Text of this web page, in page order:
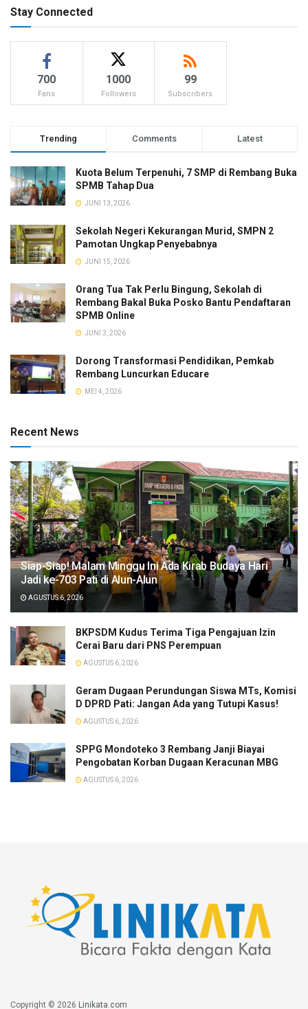
Stay Connected
700
Fans
1000
Followers
99
Subscribers
Trending Comments Latest
Kuota Belum Terpenuhi, 7 SMP di Rembang Buka
SPMB Tahap Dua
JUNI 13, 2026
Sekolah Negeri Kekurangan Murid, SMPN 2
Pamotan Ungkap Penyebabnya
JUNI 15, 2026
Orang Tua Tak Perlu Bingung, Sekolah di
Rembang Bakal Buka Posko Bantu Pendaftaran
SPMB Online
JUNI 3, 2026
Dorong Transformasi Pendidikan, Pemkab
Rembang Luncurkan Educare
MEI 4, 2026
Recent News
Siap-Siap! Malam Minggu Ini Ada Kirab Budaya Hari
Jadi ke-703 Pati di Alun-Alun
AGUSTUS 6, 2026
BKPSDM Kudus Terima Tiga Pengajuan Izin
Cerai Baru dari PNS Perempuan
AGUSTUS 6, 2026
Geram Dugaan Perundungan Siswa MTs, Komisi
D DPRD Pati: Jangan Ada yang Tutupi Kasus!
AGUSTUS 6, 2026
SPPG Mondoteko 3 Rembang Janji Biayai
Pengobatan Korban Dugaan Keracunan MBG
AGUSTUS 6, 2026
Copyright © 2026 Linikata.com